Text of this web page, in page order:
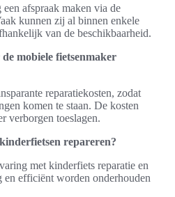
afspraak maken via de
kunnen zij al binnen enkele
van de beschikbaarheid.
mobiele fietsenmaker
reparatiekosten, zodat
komen te staan. De kosten
verborgen toeslagen.
repareren?
met kinderfiets reparatie en
efficiënt worden onderhouden